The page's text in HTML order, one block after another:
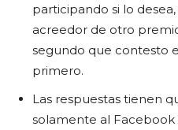
participando si lo
acreedor de otro
segundo que contesto
primero.
Las respuestas tienen
solamente al